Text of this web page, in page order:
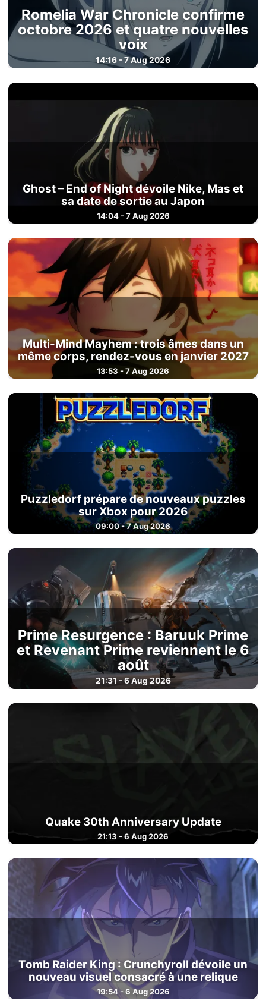
Romelia War Chronicle confirme
octobre 2026 et quatre nouvelles
voix
14:16 - 7 Aug 2026
Ghost – End of Night dévoile Nike, Mas et
sa date de sortie au Japon
14:04 - 7 Aug 2026
Multi-Mind Mayhem : trois âmes dans un
même corps, rendez-vous en janvier 2027
13:53 - 7 Aug 2026
Puzzledorf prépare de nouveaux puzzles
sur Xbox pour 2026
09:00 - 7 Aug 2026
Prime Resurgence : Baruuk Prime
et Revenant Prime reviennent le 6
août
21:31 - 6 Aug 2026
Quake 30th Anniversary Update
21:13 - 6 Aug 2026
Tomb Raider King : Crunchyroll dévoile un
nouveau visuel consacré à une relique
19:54 - 6 Aug 2026